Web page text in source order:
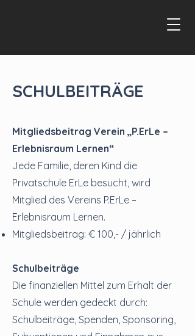
SCHULBEITRÄGE
Mitgliedsbeitrag Verein „P.ErLe –
Erlebnisraum Lernen“
Jede Familie, deren Kind die
Privatschule ErLe besucht, wird
Mitglied des Vereins P.ErLe –
Erlebnisraum Lernen.
Mitgliedsbeitrag: € 100,- / jährlich
Schulbeiträge
Die finanziellen Mittel zum Erhalt der
Schule werden gedeckt durch:
Schulbeiträge, Spenden, Sponsoring,